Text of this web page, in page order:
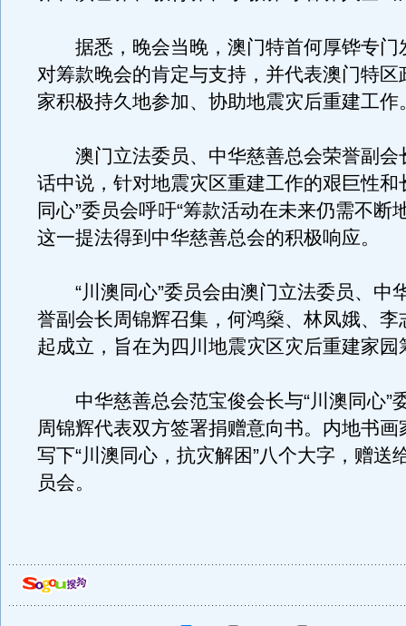
据悉，晚会当晚，澳门特首何厚铧专门
对筹款晚会的肯定与支持，并代表澳门特区
家积极持久地参加、协助地震灾后重建工作
澳门立法委员、中华慈善总会荣誉副会
话中说，针对地震灾区重建工作的艰巨性和
同心”委员会呼吁“筹款活动在未来仍需不断
这一提法得到中华慈善总会的积极响应。
“川澳同心”委员会由澳门立法委员、中
誉副会长周锦辉召集，何鸿燊、林凤娥、李
起成立，旨在为四川地震灾区灾后重建家园
中华慈善总会范宝俊会长与“川澳同心”
周锦辉代表双方签署捐赠意向书。内地书画
写下“川澳同心，抗灾解困”八个大字，赠送
员会。